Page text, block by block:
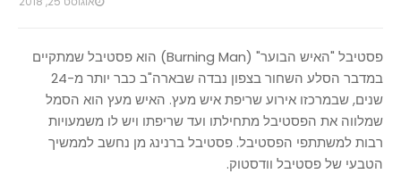
פסטיבל "האיש הבוער" (Burning Man) הוא פסטיבל שמתקיים
במדבר הסלע השחור בצפון נבדה שבארה"ב כבר יותר מ-24
שנים, שבמרכזו אירוע שריפת איש מעץ. האיש מעץ הוא הסמל
שמלווה את הפסטיבל מתחילתו ועד שריפתו ויש לו משמעויות
רבות למשתתפי הפסטיבל. פסטיבל ברנינג מן נחשב לממשיך
הטבעי של פסטיבל וודסטוק.